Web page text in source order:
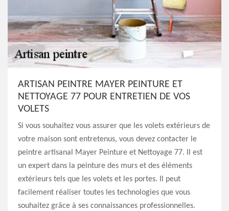
ARTISAN PEINTRE MAYER PEINTURE ET
NETTOYAGE 77 POUR ENTRETIEN DE VOS
VOLETS
Si vous souhaitez vous assurer que les volets extérieurs de
votre maison sont entretenus, vous devez contacter le
peintre artisanal Mayer Peinture et Nettoyage 77. Il est
un expert dans la peinture des murs et des éléments
extérieurs tels que les volets et les portes. Il peut
facilement réaliser toutes les technologies que vous
souhaitez grâce à ses connaissances professionnelles.